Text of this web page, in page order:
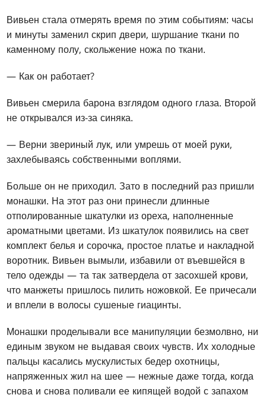
Вивьен стала отмерять время по этим событиям: часы
и минуты заменил скрип двери, шуршание ткани по
каменному полу, скольжение ножа по ткани.
— Как он работает?
Вивьен смерила барона взглядом одного глаза. Второй
не открывался из-за синяка.
— Верни звериный лук, или умрешь от моей руки,
захлебываясь собственными воплями.
Больше он не приходил. Зато в последний раз пришли
монашки. На этот раз они принесли длинные
отполированные шкатулки из ореха, наполненные
ароматными цветами. Из шкатулок появились на свет
комплект белья и сорочка, простое платье и накладной
воротник. Вивьен вымыли, избавили от въевшейся в
тело одежды — та так затвердела от засохшей крови,
что манжеты пришлось пилить ножовкой. Ее причесали
и вплели в волосы сушеные гиацинты.
Монашки проделывали все манипуляции безмолвно, ни
единым звуком не выдавая своих чувств. Их холодные
пальцы касались мускулистых бедер охотницы,
напряженных жил на шее — нежные даже тогда, когда
снова и снова поливали ее кипящей водой с запахом